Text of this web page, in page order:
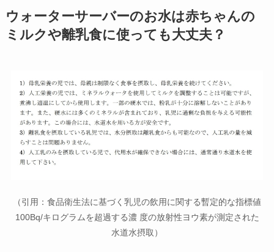
ウォーターサーバーのお水は赤ちゃんの
ミルクや離乳食に使っても大丈夫？
（引用：食品衛生法に基づく乳児の飲用に関する暫定的な指標値
100Bq/キログラムを超過する濃 度の放射性ヨウ素が測定された
水道水摂取）